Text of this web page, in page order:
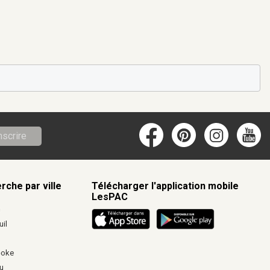
par ville
Télécharger l'application mobile
LesPAC